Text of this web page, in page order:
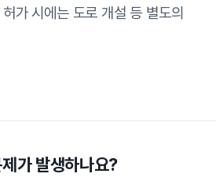
가 시에는 도로 개설 등 별도의
가 발생하나요?